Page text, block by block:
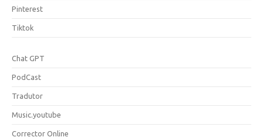
Pinterest
Tiktok
Chat GPT
PodCast
Tradutor
Music.youtube
Corrector Online